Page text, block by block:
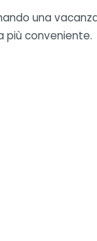
una
più conveniente.